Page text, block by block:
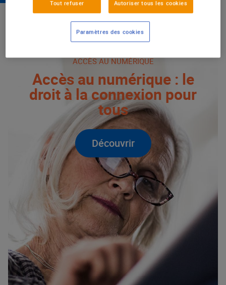
DROIT À LA CONNEXION POUR TOUS
ACCÈS AU NUMÉRIQUE
Accès au numérique : le
droit à la connexion pour
tous
Découvrir
Tout refuser Autoriser tous les cookies
Paramètres des cookies